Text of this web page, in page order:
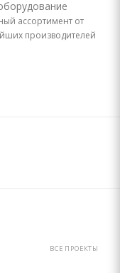
ВСЕ ПРОЕКТЫ
ассортимент от
производителей